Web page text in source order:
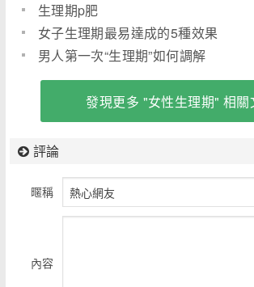
生理期p肥
女子生理期最易達成的5種效果
男人第一次“生理期”如何調解
發現更多 "女性生理期" 相關
評論
暱稱
內容